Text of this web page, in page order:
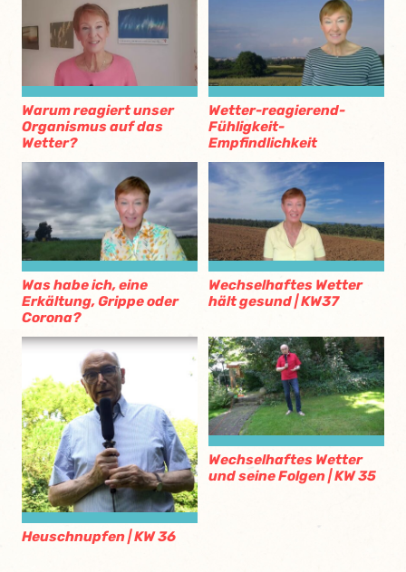
Warum reagiert unser
Organismus auf das
Wetter?
Wetter-reagierend-
Fühligkeit-
Empfindlichkeit
Was habe ich, eine
Erkältung, Grippe oder
Corona?
Wechselhaftes Wetter
hält gesund | KW37
Heuschnupfen | KW 36
Wechselhaftes Wetter
und seine Folgen | KW 35